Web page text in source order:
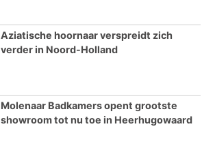
Aziatische hoornaar verspreidt zich
verder in Noord-Holland
Molenaar Badkamers opent grootste
showroom tot nu toe in Heerhugowaard